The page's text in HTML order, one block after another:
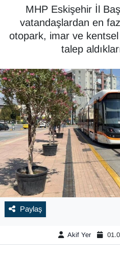
MHP Eskişehir İl
vatandaşlardan en
otopark, imar ve
talep
Paylaş
Akif Yer